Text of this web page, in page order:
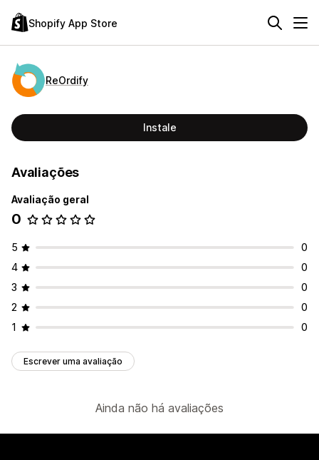
Shopify App Store
ReOrdify
Instale
Avaliações
Avaliação geral
0
5
0
4
0
3
0
2
0
1
0
Escrever uma avaliação
Ainda não há avaliações